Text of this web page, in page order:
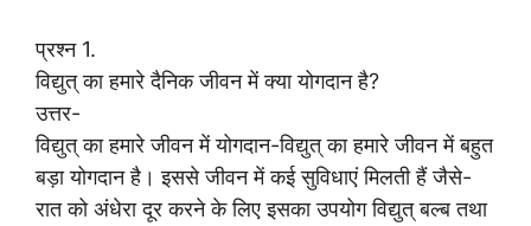
प्रश्न 1.
विद्युत् का हमारे दैनिक जीवन में क्या योगदान है?
उत्तर-
विद्युत् का हमारे जीवन में योगदान-विद्युत् का हमारे जीवन में बहुत
बड़ा योगदान है। इससे जीवन में कई सुविधाएं मिलती हैं जैसे-
रात को अंधेरा दूर करने के लिए इसका उपयोग विद्युत् बल्ब तथा